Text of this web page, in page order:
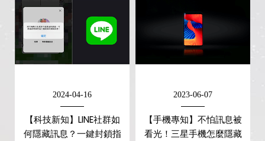
2024-04-16
【科技新知】LINE社群如
何隱藏訊息？一鍵封鎖指
2023-06-07
【手機專知】不怕訊息被
看光！三星手機怎麼隱藏